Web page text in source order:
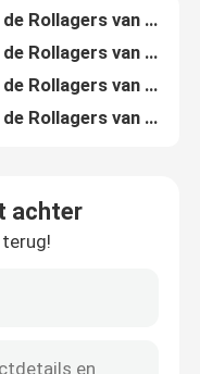
Jatec21314CA/Sferische de Rollagers van W33 Ventilatorlagers Gcr15 China 70×150×35
Jatec21315CA/Sferische de Rollagers van W33 Ventilatorlagers Gcr15 China 75×160×37
Jatec21316CA/Sferische de Rollagers van W33 Ventilatorlagers Gcr15 China 80×170×39
Jatec21317CA/Sferische de Rollagers van W33 Ventilatorlagers Gcr15 China 85×180×41
achter